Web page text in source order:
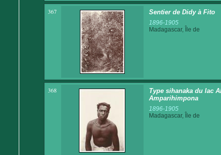
367 Sentier de Didy à Fito
1896-1905
Madagascar, Île de
368
Type sihanaka du lac
Amparihimpona
1896-1905
Madagascar, Île de